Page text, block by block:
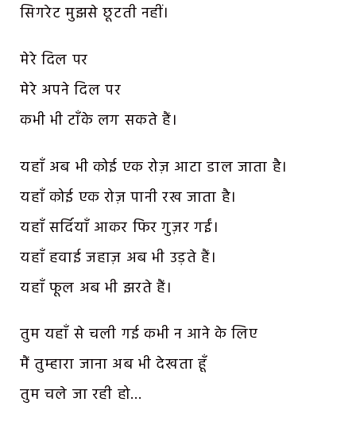
सिगरेट मुझसे छूटती नहीं।
मेरे दिल पर
मेरे अपने दिल पर
कभी भी टाँके लग सकते हैं।
यहाँ अब भी कोई एक रोज़ आटा डाल जाता है।
यहाँ कोई एक रोज़ पानी रख जाता है।
यहाँ सर्दियाँ आकर फिर गुज़र गईं।
यहाँ हवाई जहाज़ अब भी उड़ते हैं।
यहाँ फूल अब भी झरते हैं।
तुम यहाँ से चली गई कभी न आने के लिए
मैं तुम्हारा जाना अब भी देखता हूँ
तुम चले जा रही हो…